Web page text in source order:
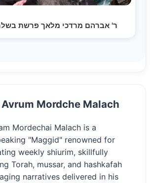
ר' אברהם מרדכי מלאך פרשת
Avrum Mordche Malach
Mordechai Malach is a
"Maggid" renowned for
weekly shiurim, skillfully
Torah, mussar, and hashkafah
narratives delivered in his